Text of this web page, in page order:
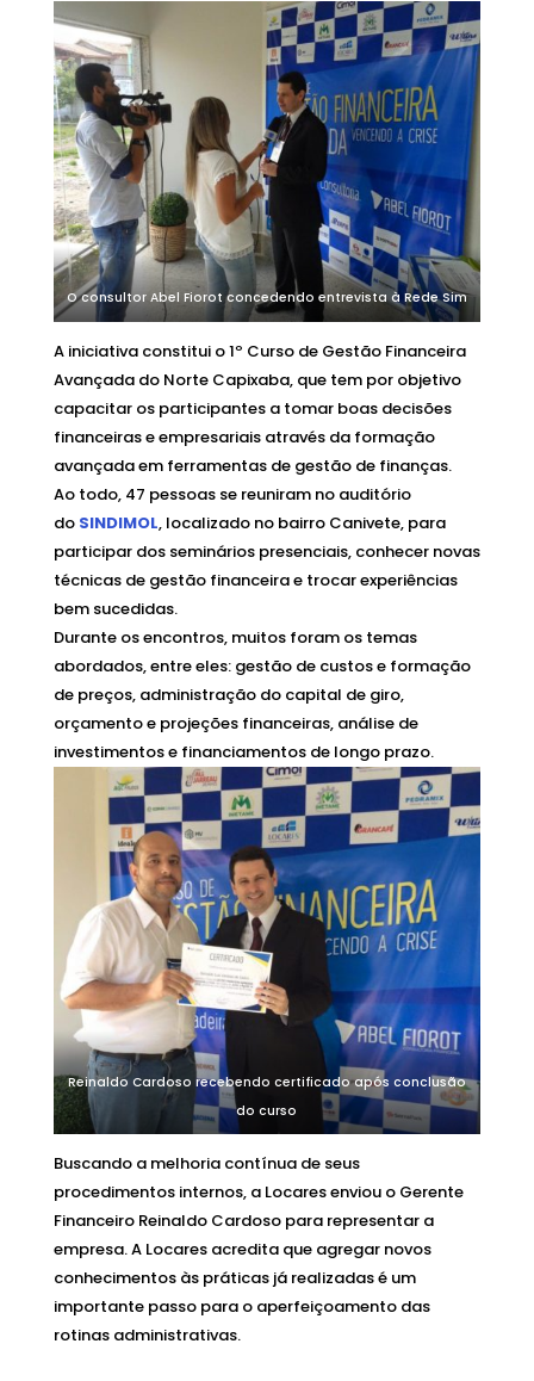
O consultor Abel Fiorot concedendo entrevista à Rede Sim
A iniciativa constitui o 1º Curso de Gestão Financeira
Avançada do Norte Capixaba, que tem por objetivo
capacitar os participantes a tomar boas decisões
financeiras e empresariais através da formação
avançada em ferramentas de gestão de finanças.
Ao todo, 47 pessoas se reuniram no auditório
do SINDIMOL, localizado no bairro Canivete, para
participar dos seminários presenciais, conhecer novas
técnicas de gestão financeira e trocar experiências
bem sucedidas.
Durante os encontros, muitos foram os temas
abordados, entre eles: gestão de custos e formação
de preços, administração do capital de giro,
orçamento e projeções financeiras, análise de
investimentos e financiamentos de longo prazo.
Reinaldo Cardoso recebendo certificado após conclusão
do curso
Buscando a melhoria contínua de seus
procedimentos internos, a Locares enviou o Gerente
Financeiro Reinaldo Cardoso para representar a
empresa. A Locares acredita que agregar novos
conhecimentos às práticas já realizadas é um
importante passo para o aperfeiçoamento das
rotinas administrativas.